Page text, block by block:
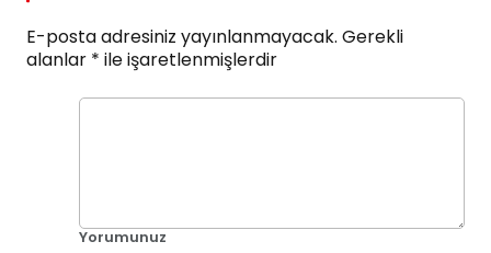
E-posta adresiniz yayınlanmayacak. Gerekli
alanlar * ile işaretlenmişlerdir
Yorumunuz